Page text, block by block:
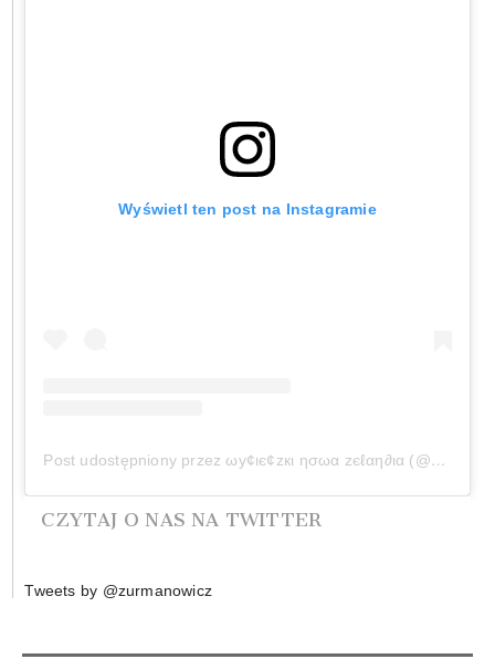
Wyświetl ten post na Instagramie
Post udostępniony przez ωу¢ιє¢zкι ησωα zєℓαη∂ια (@wycieczkinowazelandia)
CZYTAJ O NAS NA TWITTER
Tweets by @zurmanowicz